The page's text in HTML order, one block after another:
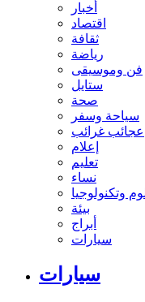
أخبار
اقتصاد
ثقافة
رياضة
فن وموسيقى
ستايل
صحة
سياحة وسفر
عجائب غرائب
إعلام
تعليم
نساء
وتكنولوجيا
بيئة
أبراج
سيارات
سيارات